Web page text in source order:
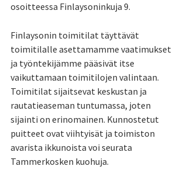
osoitteessa Finlaysoninkuja 9.
Finlaysonin toimitilat täyttävät
toimitilalle asettamamme vaatimukset
ja työntekijämme pääsivät itse
vaikuttamaan toimitilojen valintaan.
Toimitilat sijaitsevat keskustan ja
rautatieaseman tuntumassa, joten
sijainti on erinomainen. Kunnostetut
puitteet ovat viihtyisät ja toimiston
avarista ikkunoista voi seurata
Tammerkosken kuohuja.